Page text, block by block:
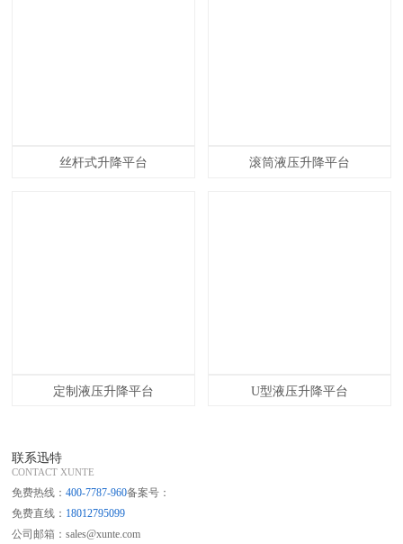
丝杆式升降平台 滚筒液压升降平台
定制液压升降平台 U型液压升降平台
联系迅特
CONTACT XUNTE
免费热线：400-7787-960备案号：
免费直线： 18012795099
公司邮箱：sales@xunte.com